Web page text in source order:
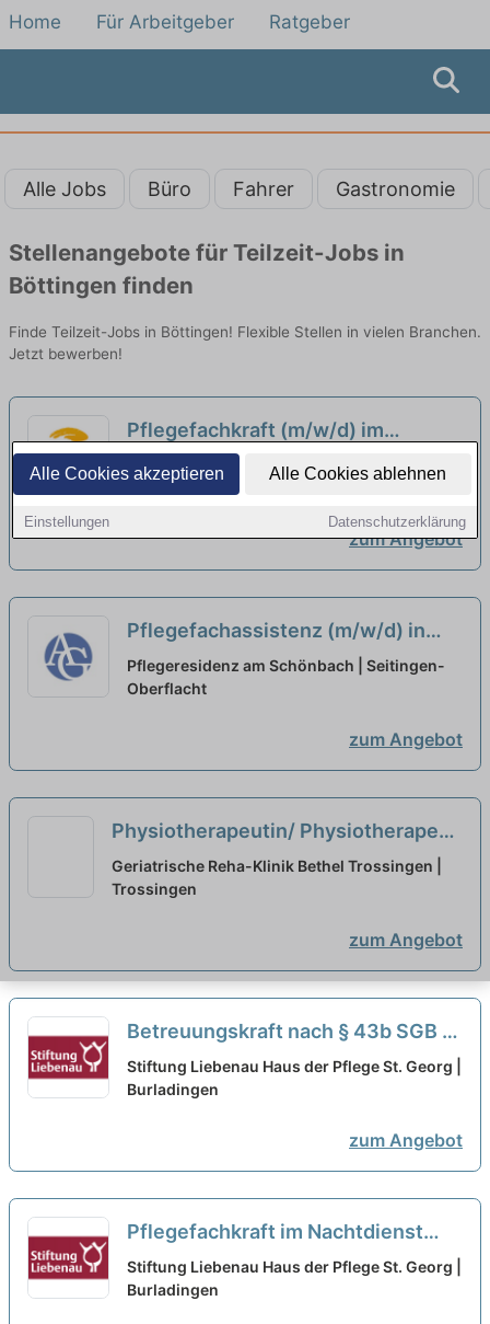
Alle Cookies akzeptieren Alle Cookies ablehnen
Einstellungen Datenschutzerklärung
Home Für Arbeitgeber Ratgeber
Alle Jobs Büro Fahrer Gastronomie
Stellenangebote für Teilzeit-Jobs in
Böttingen finden
Finde Teilzeit-Jobs in Böttingen! Flexible Stellen in vielen Branchen.
Jetzt bewerben!
Pflegefachkraft (m/w/d) im
Nachtdienst in Teilzeit – Wir
suchen Zuwachs in unserem Team!
emeis - Senioren-Zentrum Pfauenhof |
Tuttlingen
zum Angebot
Pflegefachassistenz (m/w/d) in
Teilzeit - Hier können Sie
durchstarten!
Pflegeresidenz am Schönbach | Seitingen-
Oberflacht
zum Angebot
Physiotherapeutin/ Physiotherapeut
(m/w/d) für unsere Therapeutische
Ambulanz in Voll-/Teilzeit
Geriatrische Reha-Klinik Bethel Trossingen |
Trossingen
zum Angebot
Betreuungskraft nach § 43b SGB XI
(m/w/d) in Teilzeit - Wir suchen
Zuwachs in unserem Team!
Stiftung Liebenau Haus der Pflege St. Georg |
Burladingen
zum Angebot
Pflegefachkraft im Nachtdienst
(m/w/d) in Teilzeit - Wir suchen
Zuwachs in unserem Team!
Stiftung Liebenau Haus der Pflege St. Georg |
Burladingen